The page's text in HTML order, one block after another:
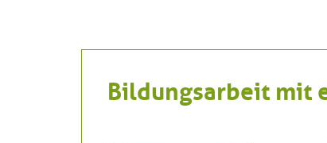
Bildungsarbeit mit